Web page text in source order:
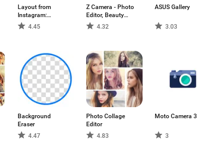
Layout from
Instagram:
Collage
4.45
Z Camera - Photo
Editor, Beauty
Selfie, Collage
4.32
ASUS Gallery
3.03
Background
Eraser
4.47
Photo Collage
Editor
4.83
Moto Camera 3
3